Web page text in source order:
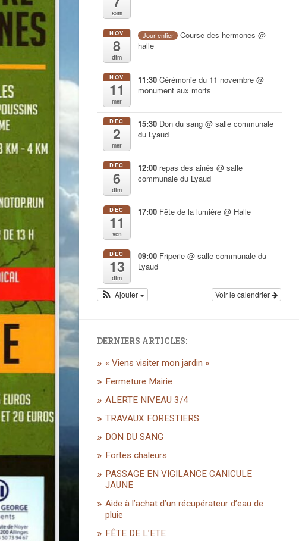
sam
NOV
8
dim
Jour entier Course des hermones@
halle
NOV
11
mer
11:30 Cérémonie du 11 novembre @
monument aux morts
DÉC
2
mer
15:30 Don du sang @ salle communale
du Lyaud
DÉC
6
dim
12:00 repas des ainés @ salle
communale du Lyaud
DÉC
11
ven
17:00 Fête de la lumière @ Halle
DÉC
13
dim
09:00 Friperie @ salle communale du
Lyaud
Voir le calendrier
Ajouter
DERNIERS ARTICLES:
« Viens visiter mon jardin »
Fermeture Mairie
ALERTE NIVEAU 3/4
TRAVAUX FORESTIERS
DON DU SANG
Fortes chaleurs
PASSAGE EN VIGILANCE CANICULE
JAUNE
Aide à l’achat d’un récupérateur d’eau de
pluie
FÊTE DE L’ETE